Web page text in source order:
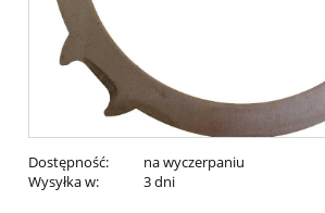
Dostępność:
na wyczerpaniu
Wysyłka w:
3 dni